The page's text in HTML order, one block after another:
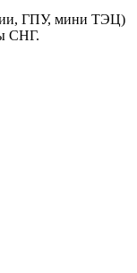
ГПУ, мини ТЭЦ)
СНГ.